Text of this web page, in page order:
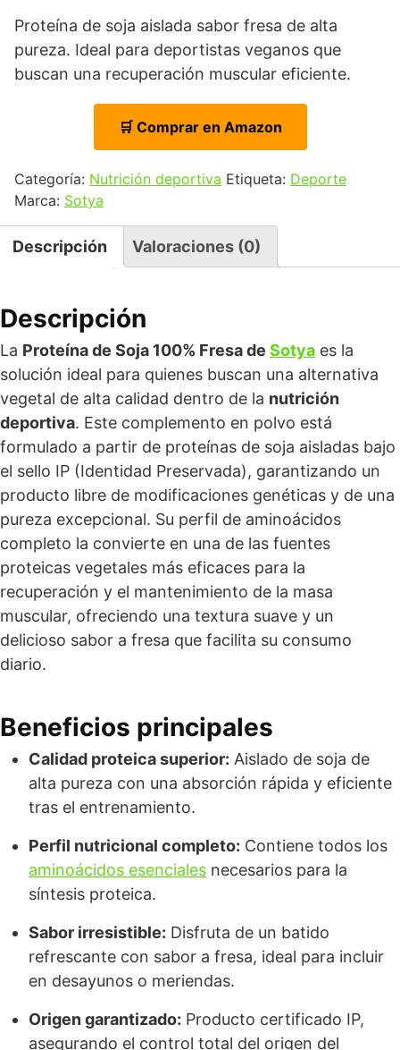
Proteína de soja aislada sabor fresa de alta
pureza. Ideal para deportistas veganos que
buscan una recuperación muscular eficiente.
🛒 Comprar en Amazon
Categoría: Nutrición deportiva Etiqueta: Deporte
Marca: Sotya
Descripción Valoraciones (0)
Descripción
La Proteína de Soja 100% Fresa de Sotya es la
solución ideal para quienes buscan una alternativa
vegetal de alta calidad dentro de la nutrición
deportiva. Este complemento en polvo está
formulado a partir de proteínas de soja aisladas bajo
el sello IP (Identidad Preservada), garantizando un
producto libre de modificaciones genéticas y de una
pureza excepcional. Su perfil de aminoácidos
completo la convierte en una de las fuentes
proteicas vegetales más eficaces para la
recuperación y el mantenimiento de la masa
muscular, ofreciendo una textura suave y un
delicioso sabor a fresa que facilita su consumo
diario.
Beneficios principales
Calidad proteica superior: Aislado de soja de
alta pureza con una absorción rápida y eficiente
tras el entrenamiento.
Perfil nutricional completo: Contiene todos los
aminoácidos esenciales necesarios para la
síntesis proteica.
Sabor irresistible: Disfruta de un batido
refrescante con sabor a fresa, ideal para incluir
en desayunos o meriendas.
Origen garantizado: Producto certificado IP,
asegurando el control total del origen del